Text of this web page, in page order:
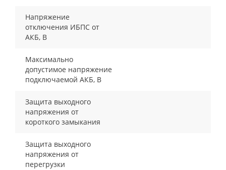
Напряжение
отключения ИБПС от
АКБ, В
Максимально
допустимое напряжение
подключаемой АКБ, В
Защита выходного
напряжения от
короткого замыкания
Защита выходного
напряжения от
перегрузки